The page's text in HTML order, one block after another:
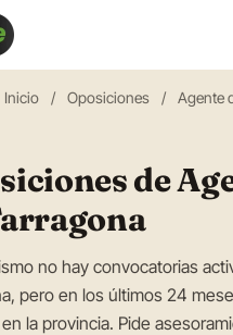
Inicio / Oposiciones / Agente
de
no hay convocatorias
pero en los últimos 24
la provincia. Pide